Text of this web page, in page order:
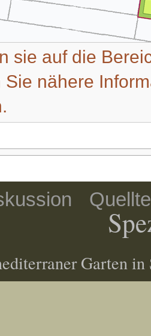
sie auf die
Sie nähere
Garten in